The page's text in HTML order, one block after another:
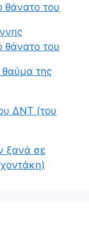
θάνατο του
θάνατο του
θαύμα της
ΔΝΤ (του
ξανά σε